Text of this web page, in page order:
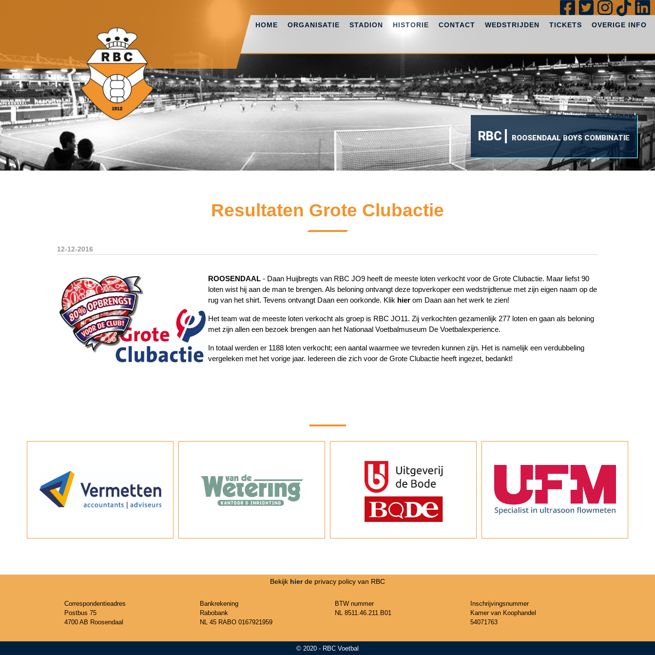
RBC ROOSENDAAL BOYS COMBINATIE
HOME ORGANISATIE STADION HISTORIE CONTACT WEDSTRIJDEN TICKETS OVERIGE INFO
Resultaten Grote Clubactie
12-12-2016
ROOSENDAAL - Daan Huijbregts van RBC JO9 heeft de meeste loten verkocht voor de Grote Clubactie. Maar liefst 90
loten wist hij aan de man te brengen. Als beloning ontvangt deze topverkoper een wedstrijdtenue met zijn eigen naam op de
rug van het shirt. Tevens ontvangt Daan een oorkonde. Klik hier om Daan aan het werk te zien!
Het team wat de meeste loten verkocht als groep is RBC JO11. Zij verkochten gezamenlijk 277 loten en gaan als beloning
met zijn allen een bezoek brengen aan het Nationaal Voetbalmuseum De Voetbalexperience.
In totaal werden er 1188 loten verkocht; een aantal waarmee we tevreden kunnen zijn. Het is namelijk een verdubbeling
vergeleken met het vorige jaar. Iedereen die zich voor de Grote Clubactie heeft ingezet, bedankt!
Bekijk hier de privacy policy van RBC
Correspondentieadres
Postbus 75
4700 AB Roosendaal
Bankrekening
Rabobank
NL 45 RABO 0167921959
BTW nummer
NL 8511.46.211.B01
Inschrijvingsnummer
Kamer van Koophandel
54071763
© 2020 - RBC Voetbal